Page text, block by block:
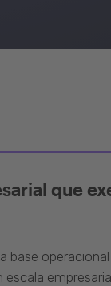
que
base
escala